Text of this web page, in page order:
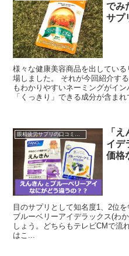
でみ
サプ
様々な健康美容商品を出してい
場しました。 それが今回紹介す
もわかりやすいネーミングがイ
「くっきり」できる成分が含まれ
「
イデ
価格
目のサプリとして知名度1、2位
ブルーベリーアイデラックス(わ
しょう。どちらもテレビCMで流
はこ...